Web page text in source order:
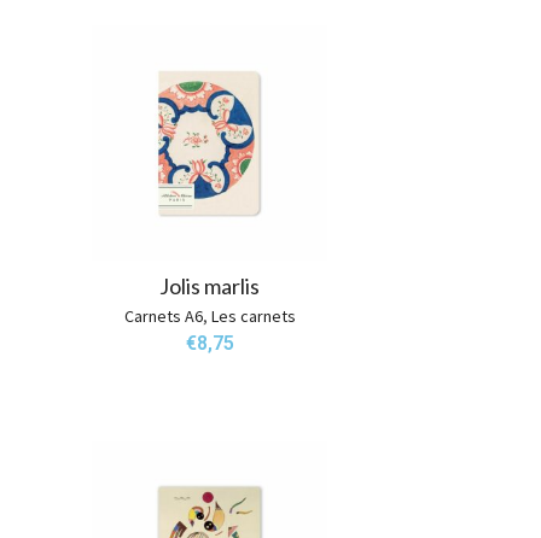
Jolis marlis
Carnets A6, Les carnets
€8,75